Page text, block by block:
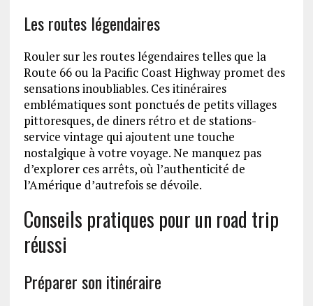
Les routes légendaires
Rouler sur les routes légendaires telles que la
Route 66 ou la Pacific Coast Highway promet des
sensations inoubliables. Ces itinéraires
emblématiques sont ponctués de petits villages
pittoresques, de diners rétro et de stations-
service vintage qui ajoutent une touche
nostalgique à votre voyage. Ne manquez pas
d’explorer ces arrêts, où l’authenticité de
l’Amérique d’autrefois se dévoile.
Conseils pratiques pour un road trip
réussi
Préparer son itinéraire